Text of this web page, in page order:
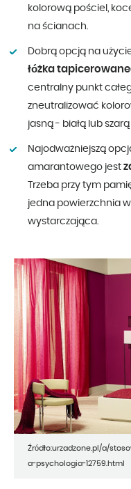
kolorową pościel,
na ścianach.
Dobrą opcją na
łóżka
centralny punkt
zneutralizować
jasną - białą lub
Najodważniejszą
amarantowego jest
Trzeba przy tym
jedna powierzchnia
wystarczająca.
Źródło:urzadzone.pl/a/
a-psychologia-12759.html